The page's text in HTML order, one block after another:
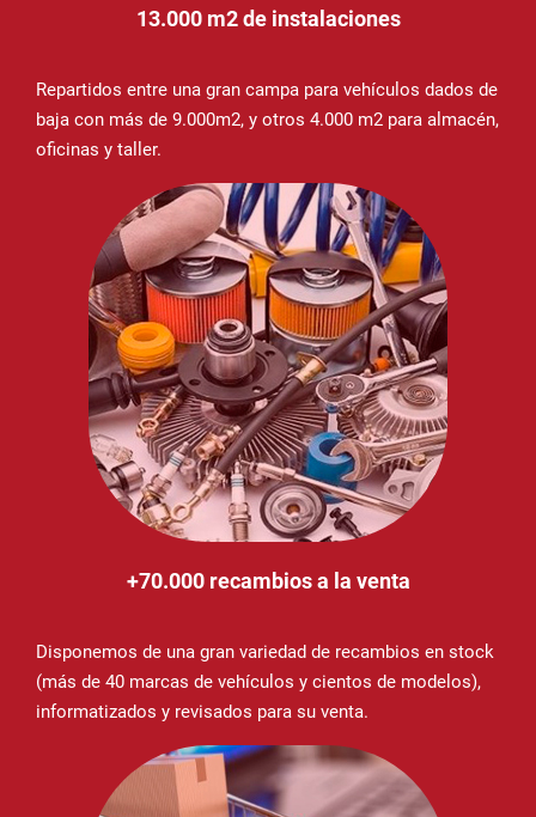
13.000 m2 de instalaciones
Repartidos entre una gran campa para vehículos dados de
baja con más de 9.000m2, y otros 4.000 m2 para almacén,
oficinas y taller.
+70.000 recambios a la venta
Disponemos de una gran variedad de recambios en stock
(más de 40 marcas de vehículos y cientos de modelos),
informatizados y revisados para su venta.